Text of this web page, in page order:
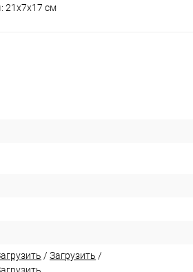
21х7х17 см
/ Загрузить /